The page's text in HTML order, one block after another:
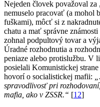
Nejeden človek považoval za
nemuselo pracovať (a mohol
fuškami), môcť si z
chatu a mať správne
zohnal podpultový tovar a
Úradné rozhodnutia a
peniaze alebo protislužbu. V
posielali Komunistickej
hovorí o socialistickej mafii:
spravodlivosť pri
mafia, ako v ZSSR.“ [12]